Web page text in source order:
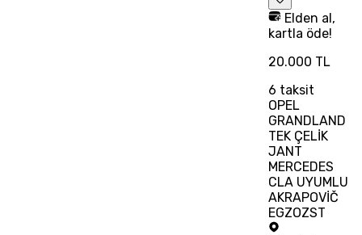
Elden al,
kartla öde!
20.000 TL
6 taksit
OPEL
GRANDLAND
TEK ÇELİK
JANT
MERCEDES
CLA UYUMLU
AKRAPOVİČ
EGZOZST